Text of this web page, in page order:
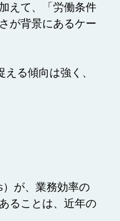
えて、「労働条件
が背景にあるケー
る傾向は強く、
が、業務効率の
ることは、近年の